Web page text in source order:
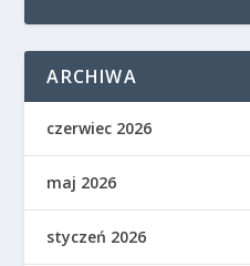
ARCHIWA
czerwiec 2026
maj 2026
styczeń 2026